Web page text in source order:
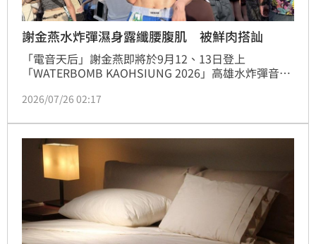
謝金燕水炸彈濕身露纖腰腹肌 被鮮肉搭訕
「電音天后」謝金燕即將於9月12、13日登上
「WATERBOMB KAOHSIUNG 2026」高雄水炸彈音樂
WATERBOMB首爾站，不僅親身體驗現場氣氛，更直
身，玩得相當投入。
2026/07/26 02:17